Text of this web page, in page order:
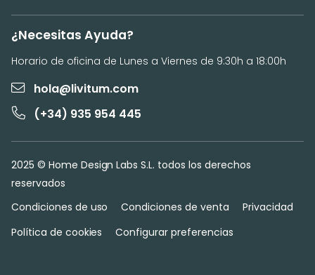
¿Necesitas Ayuda?
Horario de oficina de Lunes a Viernes de 9:30h a 18:00h
hola@livitum.com
(+34) 935 954 445
2025 © Home Design Labs S.L. todos los derechos
reservados
Condiciones de uso
Condiciones de venta
Privacidad
Política de cookies
Configurar preferencias